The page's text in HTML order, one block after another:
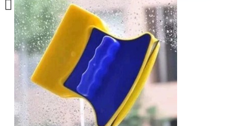
Daftar belanja Anda kosong!